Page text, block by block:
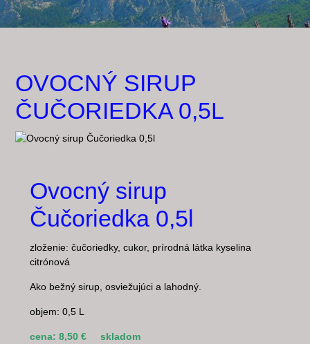
OVOCNÝ SIRUP
ČUČORIEDKA 0,5L
Ovocný sirup
Čučoriedka 0,5l
zloženie: čučoriedky, cukor, prírodná látka kyselina
citrónová
Ako bežný sirup, osviežujúci a lahodný.
objem: 0,5 L
cena: 8,50 € skladom